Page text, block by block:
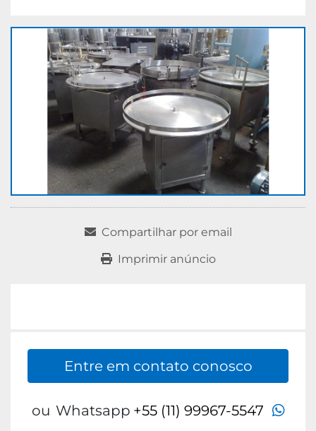
Compartilhar por email
Imprimir anúncio
Entre em contato conosco
ou Whatsapp +55 (11) 99967-5547